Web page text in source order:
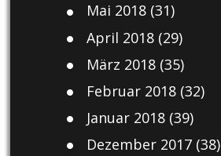
Mai 2018(31)
April 2018(29)
März 2018(35)
Februar 2018(32)
Januar 2018(39)
Dezember 2017(38)